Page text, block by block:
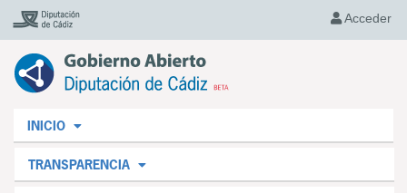
Acceder
INICIO
TRANSPARENCIA